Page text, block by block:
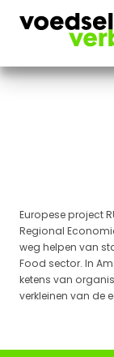
Europese project
Regional
weg helpen van
Food sector. In
ketens van
verkleinen van de